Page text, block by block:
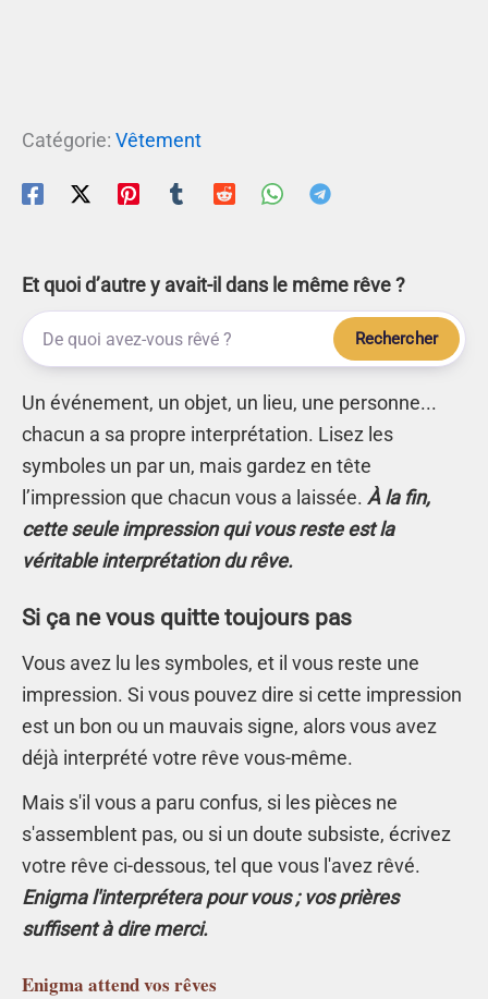
Catégorie: Vêtement
Et quoi d’autre y avait-il dans le même rêve ?
Rechercher
Un événement, un objet, un lieu, une personne...
chacun a sa propre interprétation. Lisez les
symboles un par un, mais gardez en tête
l’impression que chacun vous a laissée. À la fin,
cette seule impression qui vous reste est la
véritable interprétation du rêve.
Si ça ne vous quitte toujours pas
Vous avez lu les symboles, et il vous reste une
impression. Si vous pouvez dire si cette impression
est un bon ou un mauvais signe, alors vous avez
déjà interprété votre rêve vous-même.
Mais s'il vous a paru confus, si les pièces ne
s'assemblent pas, ou si un doute subsiste, écrivez
votre rêve ci-dessous, tel que vous l'avez rêvé.
Enigma l'interprétera pour vous ; vos prières
suffisent à dire merci.
Enigma attend vos rêves